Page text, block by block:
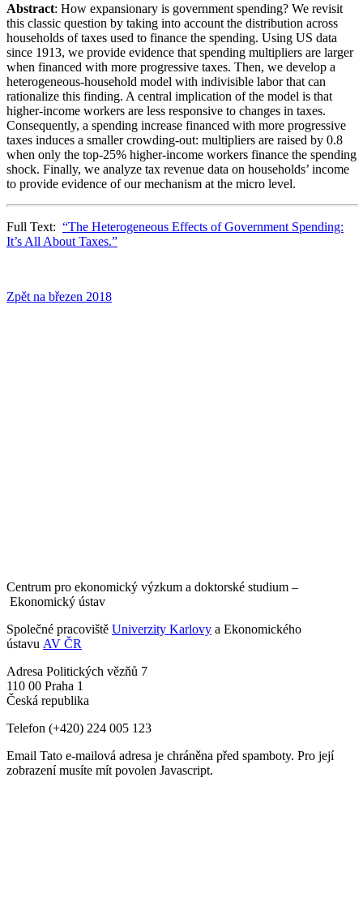
Abstract: How expansionary is government spending? We revisit
this classic question by taking into account the distribution across
households of taxes used to finance the spending. Using US data
since 1913, we provide evidence that spending multipliers are larger
when financed with more progressive taxes. Then, we develop a
heterogeneous-household model with indivisible labor that can
rationalize this finding. A central implication of the model is that
higher-income workers are less responsive to changes in taxes.
Consequently, a spending increase financed with more progressive
taxes induces a smaller crowding-out: multipliers are raised by 0.8
when only the top-25% higher-income workers finance the spending
shock. Finally, we analyze tax revenue data on households’ income
to provide evidence of our mechanism at the micro level.
Full Text: “The Heterogeneous Effects of Government Spending:
It’s All About Taxes.”
Zpět na březen 2018
Centrum pro ekonomický výzkum a doktorské studium –
Ekonomický ústav
Společné pracoviště Univerzity Karlovy a Ekonomického
ústavu AV ČR
Adresa Politických vězňů 7
110 00 Praha 1
Česká republika
Telefon (+420) 224 005 123
Email Tato e-mailová adresa je chráněna před spamboty. Pro její
zobrazení musíte mít povolen Javascript.